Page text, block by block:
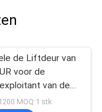
de Liftdeur van
voor de
van de
MOQ:1 stk